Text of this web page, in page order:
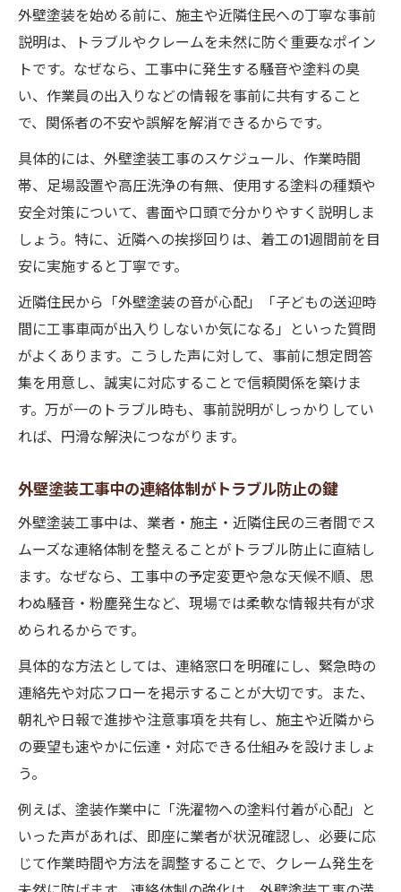
外壁塗装で起こりやすいクレームの傾向と
対策
外壁塗装のクレーム事例を事前にチェック
する意義
外壁塗装営業のトークで信頼を築くポイン
ト
外壁塗装のうるさい客対応と配慮のコツ
外壁塗装を安心して進めるための配慮
外壁塗装前の近隣挨拶で信頼関係を築く方
法
外壁塗装の騒音・粉塵対策で安心工事を実
現
外壁塗装の営業やり方に見る配慮のポイン
ト
外壁塗装営業マンの心配りが満足度を高め
外壁塗装で失敗しないための段取り術
近隣と円満に工事を進める外壁塗装の要点
外壁塗装工事前後の近隣挨拶と配慮の重要
性
外壁塗装と近隣トラブル未然防止策の実例
紹介
外壁塗装の連携プレーが円滑工事の秘訣
外壁塗装時に求められるマナーと注意点
外壁塗装で近隣住民からの信頼を得るコツ
騒音や粉塵を抑える外壁塗装の実践ポイント
粉塵を出さない外壁塗装の工夫と注意点
外壁塗装時の作業時間帯に配慮する理由
外壁塗装現場の清掃で信頼を高める秘訣
外壁塗装を始める前に、施主や近隣住民への丁寧な事前
説明は、トラブルやクレームを未然に防ぐ重要なポイン
トです。なぜなら、工事中に発生する騒音や塗料の臭
い、作業員の出入りなどの情報を事前に共有すること
で、関係者の不安や誤解を解消できるからです。
具体的には、外壁塗装工事のスケジュール、作業時間
帯、足場設置や高圧洗浄の有無、使用する塗料の種類や
安全対策について、書面や口頭で分かりやすく説明しま
しょう。特に、近隣への挨拶回りは、着工の1週間前を目
安に実施すると丁寧です。
近隣住民から「外壁塗装の音が心配」「子どもの送迎時
間に工事車両が出入りしないか気になる」といった質問
がよくあります。こうした声に対して、事前に想定問答
集を用意し、誠実に対応することで信頼関係を築けま
す。万が一のトラブル時も、事前説明がしっかりしてい
れば、円滑な解決につながります。
外壁塗装工事中の連絡体制がトラブル防止の鍵
外壁塗装工事中は、業者・施主・近隣住民の三者間でス
ムーズな連絡体制を整えることがトラブル防止に直結し
ます。なぜなら、工事中の予定変更や急な天候不順、思
わぬ騒音・粉塵発生など、現場では柔軟な情報共有が求
められるからです。
具体的な方法としては、連絡窓口を明確にし、緊急時の
連絡先や対応フローを掲示することが大切です。また、
朝礼や日報で進捗や注意事項を共有し、施主や近隣から
の要望も速やかに伝達・対応できる仕組みを設けましょ
う。
例えば、塗装作業中に「洗濯物への塗料付着が心配」と
いった声があれば、即座に業者が状況確認し、必要に応
じて作業時間や方法を調整することで、クレーム発生を